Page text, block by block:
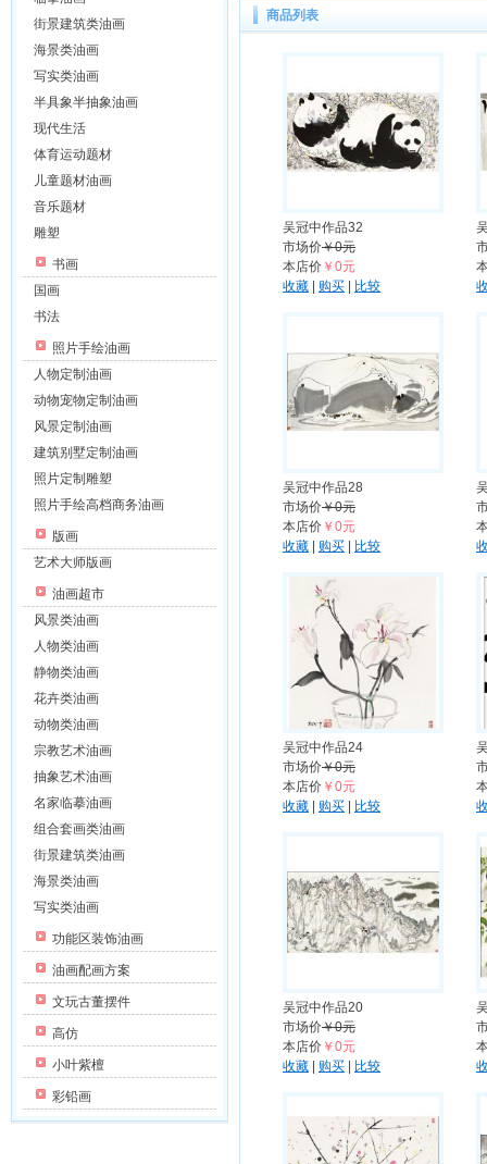
街景建筑类油画
海景类油画
写实类油画
半具象半抽象油画
现代生活
体育运动题材
儿童题材油画
音乐题材
雕塑
书画
国画
书法
照片手绘油画
人物定制油画
动物宠物定制油画
风景定制油画
建筑别墅定制油画
照片定制雕塑
照片手绘高档商务油画
版画
艺术大师版画
油画超市
风景类油画
人物类油画
静物类油画
花卉类油画
动物类油画
宗教艺术油画
抽象艺术油画
名家临摹油画
组合套画类油画
街景建筑类油画
海景类油画
写实类油画
功能区装饰油画
油画配画方案
文玩古董摆件
高仿
小叶紫檀
彩铅画
商品列表
吴冠中作品32
市场价￥0元
本店价 ￥0元
收藏
购买 比较
吴冠中作品28
市场价￥0元
本店价 ￥0元
收藏
购买 比较
吴冠中作品24
市场价￥0元
本店价 ￥0元
收藏
购买 比较
吴冠中作品20
市场价￥0元
本店价 ￥0元
收藏
购买 比较